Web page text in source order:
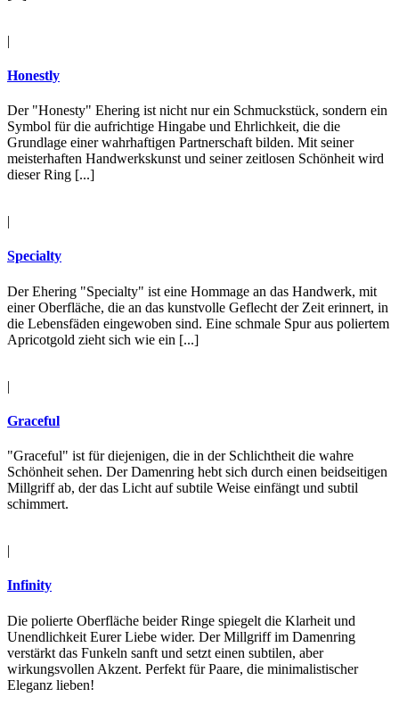
|
Honestly
Der "Honesty" Ehering ist nicht nur ein Schmuckstück, sondern ein
Symbol für die aufrichtige Hingabe und Ehrlichkeit, die die
Grundlage einer wahrhaftigen Partnerschaft bilden. Mit seiner
meisterhaften Handwerkskunst und seiner zeitlosen Schönheit wird
dieser Ring [...]
|
Specialty
Der Ehering "Specialty" ist eine Hommage an das Handwerk, mit
einer Oberfläche, die an das kunstvolle Geflecht der Zeit erinnert, in
die Lebensfäden eingewoben sind. Eine schmale Spur aus poliertem
Apricotgold zieht sich wie ein [...]
|
Graceful
"Graceful" ist für diejenigen, die in der Schlichtheit die wahre
Schönheit sehen. Der Damenring hebt sich durch einen beidseitigen
Millgriff ab, der das Licht auf subtile Weise einfängt und subtil
schimmert.
|
Infinity
Die polierte Oberfläche beider Ringe spiegelt die Klarheit und
Unendlichkeit Eurer Liebe wider. Der Millgriff im Damenring
verstärkt das Funkeln sanft und setzt einen subtilen, aber
wirkungsvollen Akzent. Perfekt für Paare, die minimalistischer
Eleganz lieben!